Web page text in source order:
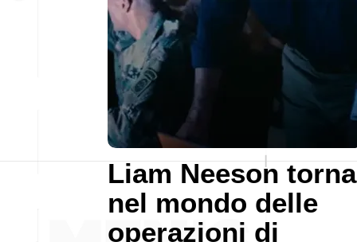
Liam Neeson torna
nel mondo delle
operazioni di